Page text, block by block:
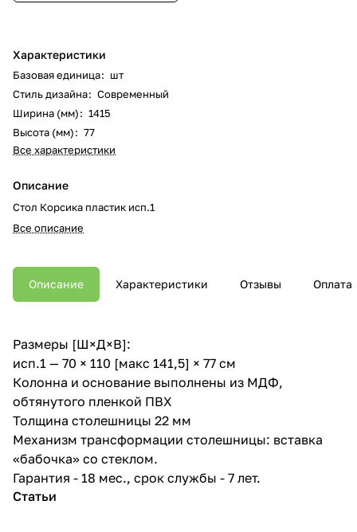
Характеристики
Базовая единица: шт
Стиль дизайна: Современный
Ширина (мм): 1415
Высота (мм): 77
Все характеристики
Описание
Стол Корсика пластик исп.1
Все описание
Описание Характеристики Отзывы Оплата
Размеры [Ш×Д×В]:
исп.1 — 70 × 110 [макс 141,5] × 77 см
Колонна и основание выполнены из МДФ,
обтянутого пленкой ПВХ
Толщина столешницы 22 мм
Механизм трансформации столешницы: вставка
«бабочка» со стеклом.
Гарантия - 18 мес., срок службы - 7 лет.
Статьи